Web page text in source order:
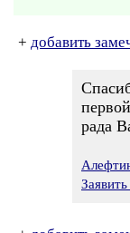
+ добавить
рада